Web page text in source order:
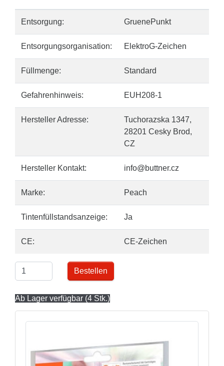
Entsorgung: GruenePunkt
Entsorgungsorganisation: ElektroG-Zeichen
Füllmenge: Standard
Gefahrenhinweis: EUH208-1
Hersteller Adresse:
Tuchorazska 1347,
28201 Cesky Brod,
CZ
Hersteller Kontakt: info@buttner.cz
Marke: Peach
Tintenfüllstandsanzeige: Ja
CE: CE-Zeichen
Bestellen
Ab Lager verfügbar (4 Stk.)